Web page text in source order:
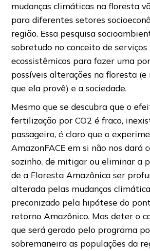
mudanças climáticas na floresta
para diferentes setores
região. Essa pesquisa
sobretudo no conceito de serviços
ecossistêmicos para fazer uma
possíveis alterações na floresta (e
que ela provê) e a sociedade.
Mesmo que se descubra que o
fertilização por CO2 é fraco,
passageiro, é claro que o
AmazonFACE em si não nos dará
sozinho, de mitigar ou eliminar a
de a Floresta Amazônica ser
alterada pelas mudanças
preconizado pela hipótese do
retorno Amazônico. Mas deter o
que será gerado pelo programa
sobremaneira as populações da